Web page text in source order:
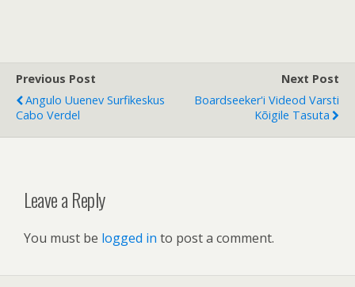
Previous Post
Angulo Uuenev Surfikeskus
Cabo Verdel
Next Post
Boardseeker'i Videod Varsti
Kõigile Tasuta
Leave a Reply
You must be logged in to post a comment.